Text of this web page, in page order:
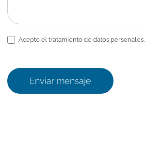
Acepto el tratamiento de datos personales.
Enviar mensaje